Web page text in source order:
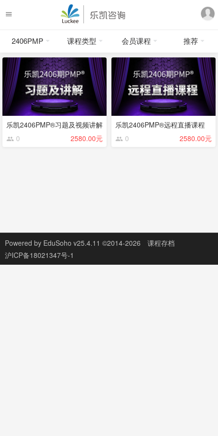
2406PMP 课程类型 会员课程 推荐
乐凯2406PMP®习题及视频讲解
0
2580.00元
乐凯2406PMP®远程直播课程
0
2580.00元
Powered by EduSoho v25.4.11 ©2014-2026
课程存档
沪ICP备18021347号-1